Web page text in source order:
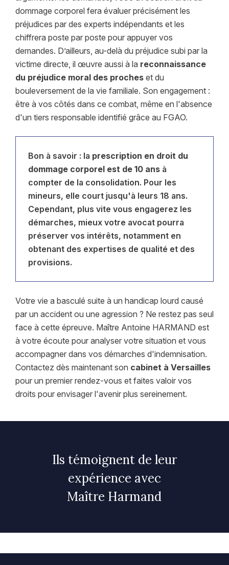
dommage corporel fera évaluer précisément les
préjudices par des experts indépendants et les
chiffrera poste par poste pour appuyer vos
demandes. D’ailleurs, au-delà du préjudice subi par la
victime directe, il œuvre aussi à la reconnaissance
du préjudice moral des proches et du
bouleversement de la vie familiale. Son engagement :
être à vos côtés dans ce combat, même en l'absence
d'un tiers responsable identifié grâce au FGAO.
Bon à savoir : la prescription en droit du
dommage corporel est de 10 ansà
compter de la consolidation. Pour les
mineurs, elle court jusqu'à leurs 18 ans.
Cependant, plus vite vous engagerez les
démarches, mieux votre avocat pourra
préserver vos intérêts, notamment en
obtenant des expertises de qualité et des
provisions.
Votre vie a basculé suite à un handicap lourd causé
par un accident ou une agression ? Ne restez pas seul
face à cette épreuve. Maître Antoine HARMAND est
à votre écoute pour analyser votre situation et vous
accompagner dans vos démarches d'indemnisation.
Contactez dès maintenant son cabinet à Versailles
pour un premier rendez-vous et faites valoir vos
droits pour envisager l'avenir plus sereinement.
Ils témoignent de leur
expérience avec
Maître Harmand